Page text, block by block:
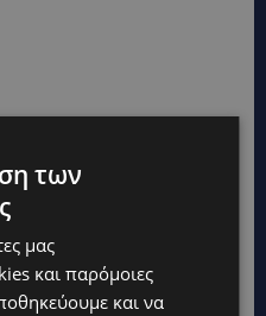
των
μας
και παρόμοιες
και να